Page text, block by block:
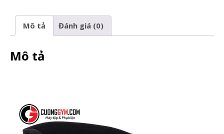
Mô tả Đánh giá (0)
Mô tả